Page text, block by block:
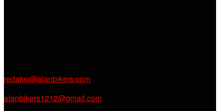
redaksi@alanbikers.com
alanbikers1212@gmail.com